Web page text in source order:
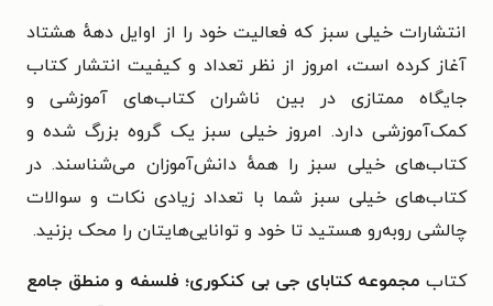
انتشارات خیلی سبز که فعالیت خود را از اوایل دههٔ هشتاد
آغاز کرده است، امروز از نظر تعداد و کیفیت انتشار کتاب
جایگاه ممتازی در بین ناشران کتاب‌های آموزشی و
کمک‌‌آموزشی دارد. امروز خیلی سبز یک گروه بزرگ شده و
کتاب‌های خیلی سبز را همهٔ دانش‌آموزان می‌شناسند. در
کتاب‌های خیلی سبز شما با تعداد زیادی نکات و سوالات
چالشی روبه‌رو هستید تا خود و توانایی‌هایتان را محک بزنید.
کتاب مجموعه کتابای جی بی کنکوری؛ فلسفه و منطق جامع